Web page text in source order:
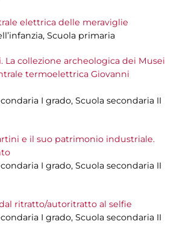
elettrica delle meraviglie
Scuola primaria
La collezione archeologica dei Musei
termoelettrica Giovanni
I grado, Scuola secondaria II
e il suo patrimonio industriale.
I grado, Scuola secondaria II
ritratto/autoritratto al selfie
I grado, Scuola secondaria II